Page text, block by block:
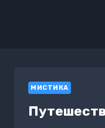
МИСТИКА